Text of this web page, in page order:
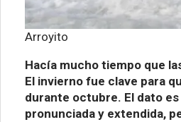
Arroyito
Hacía mucho tiempo que
El invierno fue clave para
durante octubre. El dato
pronunciada y extendida,